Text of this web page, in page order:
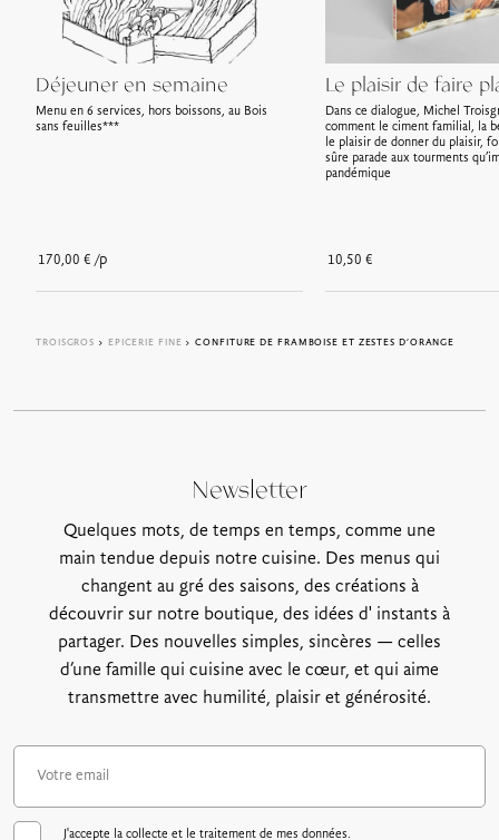
Déjeuner en semaine
Menu en 6 services, hors boissons, au Bois
sans feuilles***
170,00 € /p
Le plaisir de faire
Dans ce dialogue, Michel
comment le ciment familial, la
le plaisir de donner du plaisir,
sûre parade aux tourments
pandémique
10,50 €
TROISGROS > EPICERIE FINE > CONFITURE DE FRAMBOISE ET ZESTES D’ORANGE
Newsletter
Quelques mots, de temps en temps, comme une
main tendue depuis notre cuisine. Des menus qui
changent au gré des saisons, des créations à
découvrir sur notre boutique, des idées d' instants à
partager. Des nouvelles simples, sincères — celles
d’une famille qui cuisine avec le cœur, et qui aime
transmettre avec humilité, plaisir et générosité.
J'accepte la collecte et le traitement de mes données.